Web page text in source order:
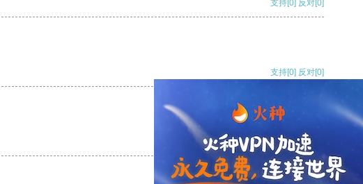
支持[0] 反对[0]
支持[0] 反对[0]
支持[0] 反对